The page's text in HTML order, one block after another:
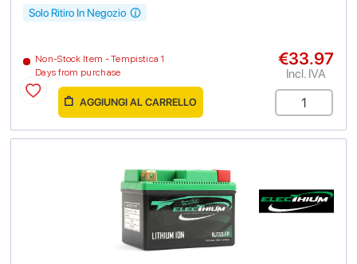
Non-Stock Item - Tempistica 1
Days from purchase
Solo Ritiro In Negozio
€33.97
Incl. IVA
AGGIUNGI AL CARRELLO